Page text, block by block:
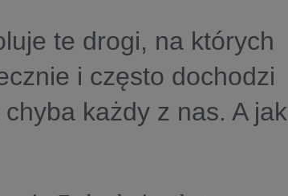
te drogi, na których
i często dochodzi
chyba każdy z nas. A jak